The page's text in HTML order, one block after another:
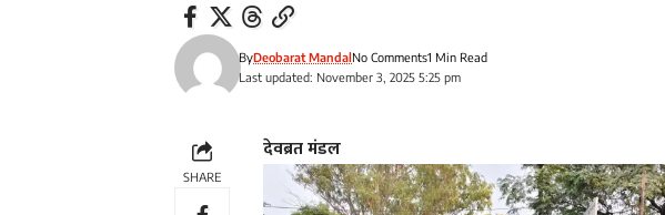
Last updated: November 3, 2025 5:25 pm
ByDeobarat MandalNo Comments1 Min Read
SHARE
देवब्रत मंडल